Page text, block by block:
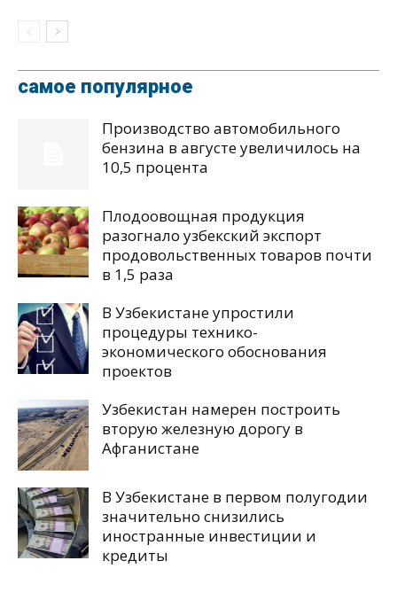
самое популярное
Производство автомобильного
бензина в августе увеличилось на
10,5 процента
Плодоовощная продукция
разогнало узбекский экспорт
продовольственных товаров почти
в 1,5 раза
В Узбекистане упростили
процедуры технико-
экономического обоснования
проектов
Узбекистан намерен построить
вторую железную дорогу в
Афганистане
В Узбекистане в первом полугодии
значительно снизились
иностранные инвестиции и
кредиты